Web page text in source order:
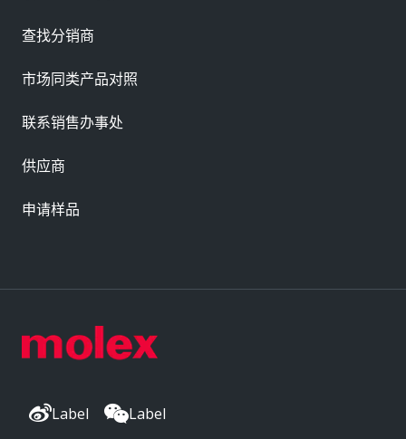
Label Label
查找分销商
市场同类产品对照
联系销售办事处
供应商
申请样品